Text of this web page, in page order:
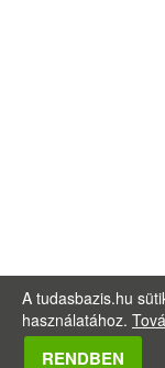
A tudasbazis.hu
használatához.
RENDBEN